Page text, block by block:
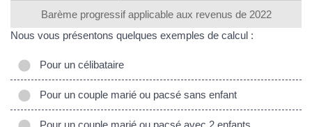
Barème progressif applicable aux revenus de 2022
Nous vous présentons quelques exemples de calcul :
Pour un célibataire
Pour un couple marié ou pacsé sans enfant
Pour un couple marié ou pacsé avec 2 enfants